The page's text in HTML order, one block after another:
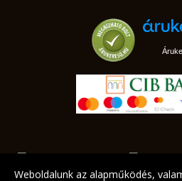
Weboldalunk az alapműködés,